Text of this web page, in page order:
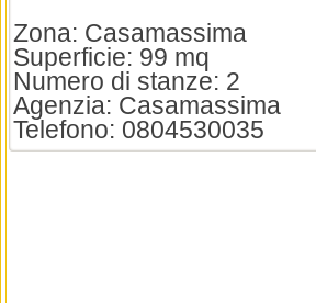
Zona: Casamassima
Superficie: 99 mq
Numero di stanze: 2
Agenzia: Casamassima
Telefono: 0804530035